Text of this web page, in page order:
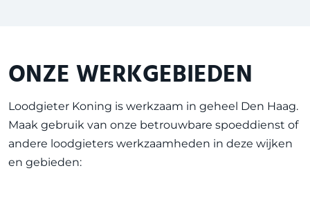
ONZE WERKGEBIEDEN
Loodgieter Koning is werkzaam in geheel Den Haag.
Maak gebruik van onze betrouwbare spoeddienst of
andere loodgieters werkzaamheden in deze wijken
en gebieden: